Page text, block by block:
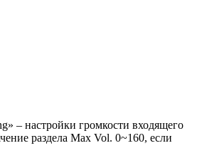
– настройки громкости входящего
раздела Max Vol. 0~160, если